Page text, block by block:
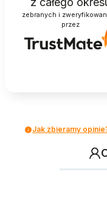
zebranych i
przez
Jak zbieramy